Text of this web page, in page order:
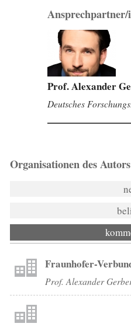
Prof. Alexander
Deutsches
Organisationen des Autors
Fraunhofer-
Prof. Alexander